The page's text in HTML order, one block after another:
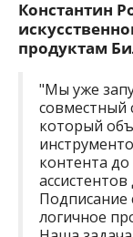
Константин
продуктам
"Мы уже
который
контента
Подписание
логичное